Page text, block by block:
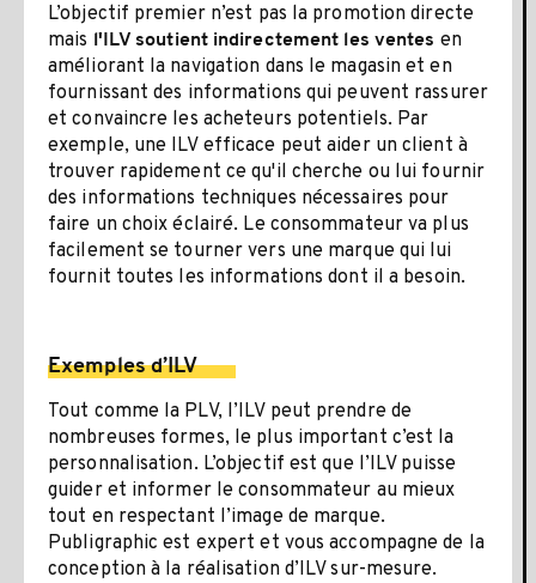
L’objectif premier n’est pas la promotion directe
mais l'ILV soutient indirectement les ventes en
améliorant la navigation dans le magasin et en
fournissant des informations qui peuvent rassurer
et convaincre les acheteurs potentiels. Par
exemple, une ILV efficace peut aider un client à
trouver rapidement ce qu'il cherche ou lui fournir
des informations techniques nécessaires pour
faire un choix éclairé. Le consommateur va plus
facilement se tourner vers une marque qui lui
fournit toutes les informations dont il a besoin.
Exemples d’ILV
Tout comme la PLV, l’ILV peut prendre de
nombreuses formes, le plus important c’est la
personnalisation. L’objectif est que l’ILV puisse
guider et informer le consommateur au mieux
tout en respectant l’image de marque.
Publigraphic est expert et vous accompagne de la
conception à la réalisation d’ILV sur-mesure.